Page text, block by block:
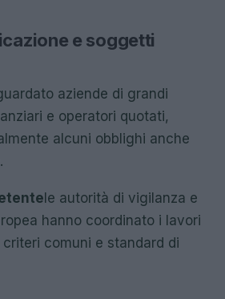
e soggetti
aziende di grandi
e operatori quotati,
alcuni obblighi anche
le autorità di vigilanza e
hanno coordinato i lavori
comuni e standard di